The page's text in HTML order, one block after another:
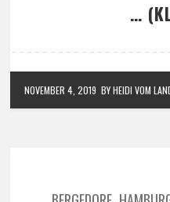
…
NOVEMBER 4, 2019 BY HEIDI VOM